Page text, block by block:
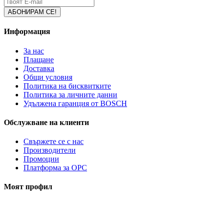
Информация
За нас
Плащане
Доставка
Общи условия
Политика на бисквитките
Политика за личните данни
Удължена гаранция от BOSCH
Обслужване на клиенти
Свържете се с нас
Производители
Промоции
Платформа за ОРС
Моят профил